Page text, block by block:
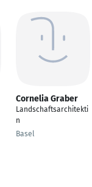
Cornelia Graber
Landschaftsarchitekti
n
Basel